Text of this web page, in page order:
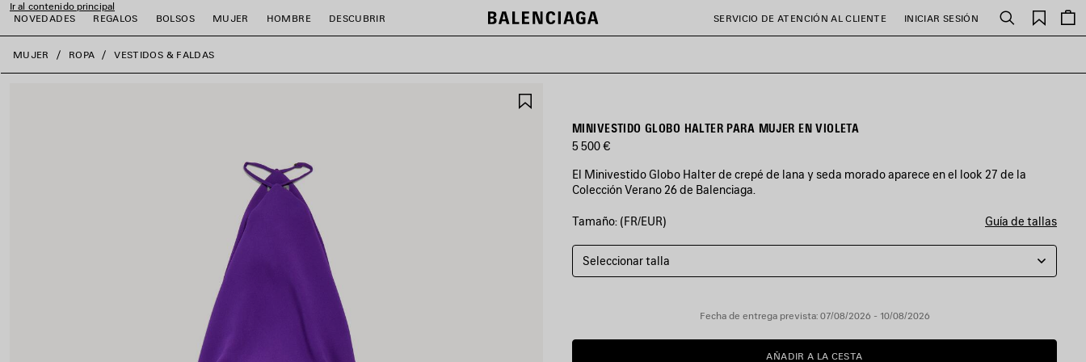
Ir al contenido principal
NOVEDADES
REGALOS BOLSOS MUJER HOMBRE DESCUBRIR SERVICIO DE ATENCIÓN AL CLIENTE INICIAR SESIÓN Buscar
close the banner
MUJER ROPA VESTIDOS & FALDAS
FAVORITOSMINIVESTIDO GLOBO HALTER PARA MUJER EN VIOLETA
5 500 €
El Minivestido Globo Halter de crepé de lana y seda morado aparece en el look 27 de la
Colección Verano 26 de Balenciaga.
COLORES
VIOLETA
Violeta
Tamaño: (FR/EUR) Guía de tallas
Seleccionar talla
Fecha de entrega prevista: 07/08/2026 - 10/08/2026
AÑADIR A LA CESTA